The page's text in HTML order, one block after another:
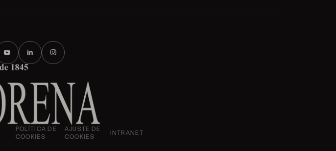
POLÍTICA DE
COOKIES
AJUSTE DE
COOKIES
INTRANET